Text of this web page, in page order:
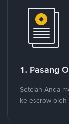
1. Pasang
Setelah Anda
ke escrow oleh